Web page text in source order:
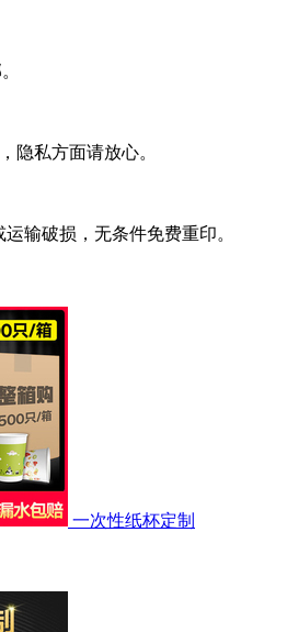
隐私方面请放心。
输破损，无条件免费重印。
一次性纸杯定制